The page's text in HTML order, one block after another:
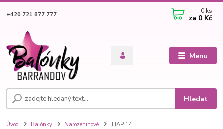
Menu
Hledat
+420 721 877 777 0 ks
za 0 Kč
Úvod Balónky Narozeninové HAP 14